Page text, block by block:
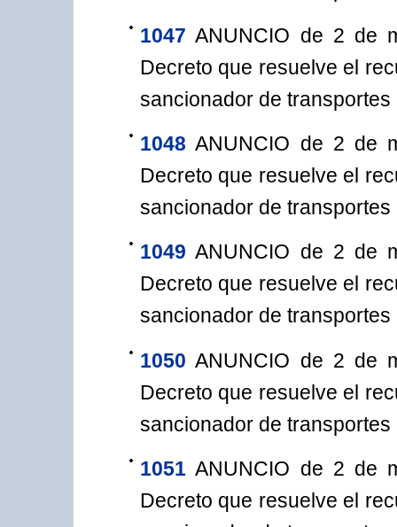
1047 ANUNCIO de 2 de
Decreto que resuelve el
sancionador de transportes
1048 ANUNCIO de 2 de
Decreto que resuelve el
sancionador de transportes
1049 ANUNCIO de 2 de
Decreto que resuelve el
sancionador de transportes
1050 ANUNCIO de 2 de
Decreto que resuelve el
sancionador de transportes
1051 ANUNCIO de 2 de
Decreto que resuelve el